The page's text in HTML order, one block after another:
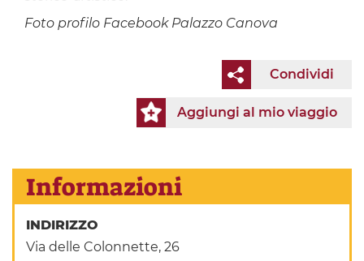
Foto profilo Facebook Palazzo Canova
Condividi
Aggiungi al mio viaggio
Informazioni
INDIRIZZO
Via delle Colonnette, 26